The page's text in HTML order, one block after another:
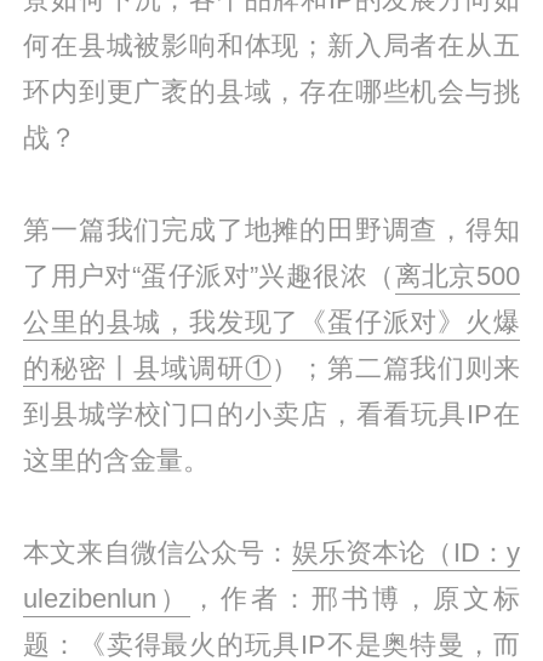
何在县城被影响和体现；新入局者在从五
环内到更广袤的县域，存在哪些机会与挑
战？
第一篇我们完成了地摊的田野调查，得知
了用户对“蛋仔派对”兴趣很浓（离北京500
公里的县城，我发现了《蛋仔派对》火爆
的秘密丨县域调研①）；第二篇我们则来
到县城学校门口的小卖店，看看玩具IP在
这里的含金量。
本文来自微信公众号： 娱乐资本论（ID：y
ulezibenlun）
，作者：邢书博，原文标
题：《卖得最火的玩具IP不是奥特曼，而